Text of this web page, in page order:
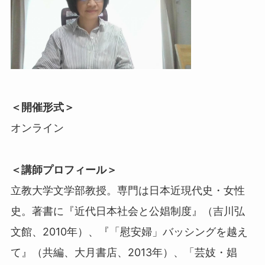
＜開催形式＞
オンライン
＜講師プロフィール＞
立教大学文学部教授。専門は日本近現代史・女性
史。著書に『近代日本社会と公娼制度』（吉川弘
文館、2010年）、『「慰安婦」バッシングを越え
て』（共編、大月書店、2013年）、「芸妓・娼